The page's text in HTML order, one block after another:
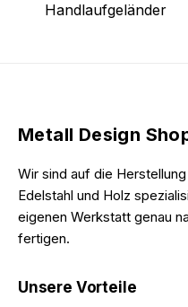
Handlaufgeländer
Metall Design
Wir sind auf die
Edelstahl und Holz
eigenen Werkstatt genau
fertigen.
Unsere Vorteile